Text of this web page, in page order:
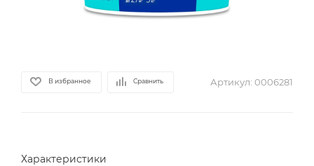
В избранное Сравнить Артикул: 0006281
Характеристики